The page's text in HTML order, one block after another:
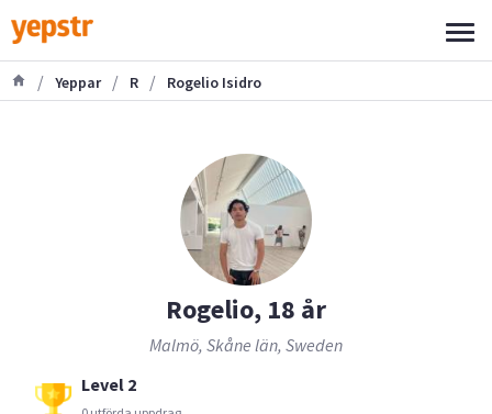
/ Yeppar / R / Rogelio Isidro
Rogelio, 18 år
Malmö, Skåne län, Sweden
Level 2